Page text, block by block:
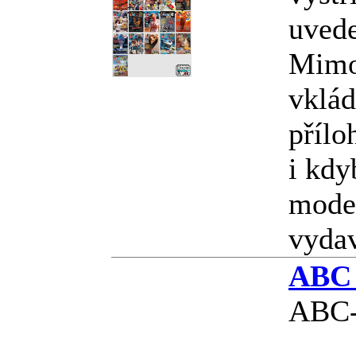
i
ABC